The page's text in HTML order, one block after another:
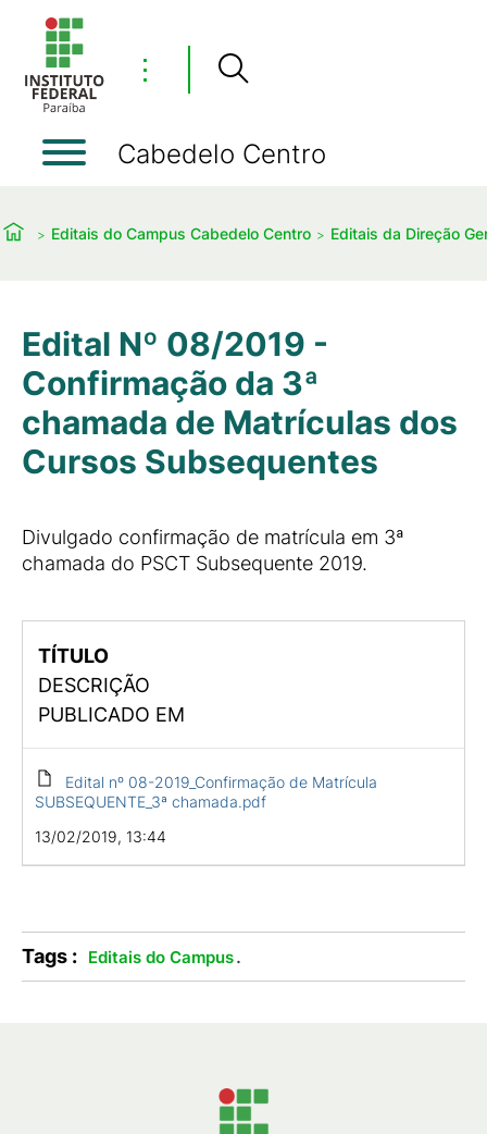
⋮
Cabedelo Centro
Editais do Campus Cabedelo Centro Editais da Direção
Edital Nº 08/2019 -
Confirmação da 3ª
chamada de Matrículas dos
Cursos Subsequentes
Divulgado confirmação de matrícula em 3ª
chamada do PSCT Subsequente 2019.
TÍTULO
DESCRIÇÃO
PUBLICADO EM
Edital nº 08-2019_Confirmação de Matrícula
SUBSEQUENTE_3ª chamada.pdf
13/02/2019, 13:44
Tags : Editais do Campus.